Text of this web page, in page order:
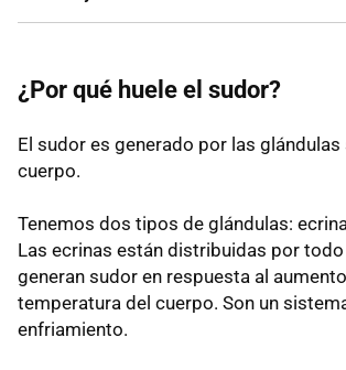
¿Por qué huele el sudor?
El sudor es generado por las glándulas
cuerpo.
Tenemos dos tipos de glándulas:
Las ecrinas están distribuidas por
generan sudor en respuesta al
temperatura del cuerpo. Son un
enfriamiento.